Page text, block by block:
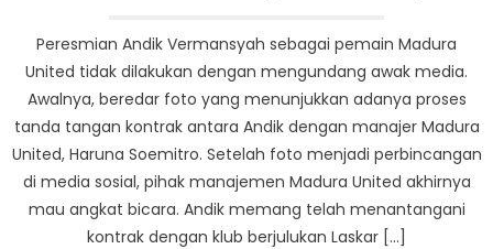
Peresmian Andik Vermansyah sebagai pemain Madura
United tidak dilakukan dengan mengundang awak media.
Awalnya, beredar foto yang menunjukkan adanya proses
tanda tangan kontrak antara Andik dengan manajer Madura
United, Haruna Soemitro. Setelah foto menjadi perbincangan
di media sosial, pihak manajemen Madura United akhirnya
mau angkat bicara. Andik memang telah menantangani
kontrak dengan klub berjulukan Laskar […]